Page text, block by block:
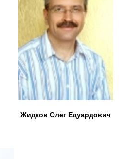
Жидков Олег Едуардович